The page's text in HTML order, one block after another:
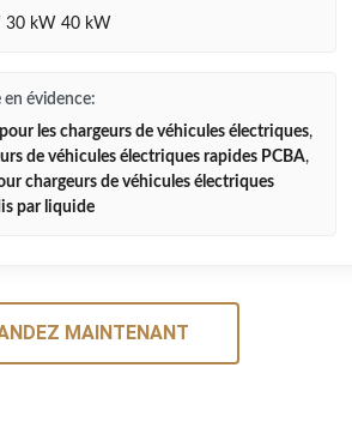
30 kW 40 kW
évidence:
les chargeurs de véhicules électriques,
de véhicules électriques rapides PCBA,
chargeurs de véhicules électriques
par liquide
MAINTENANT